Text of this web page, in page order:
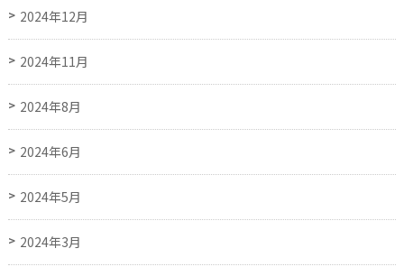
2024年12月
2024年11月
2024年8月
2024年6月
2024年5月
2024年3月